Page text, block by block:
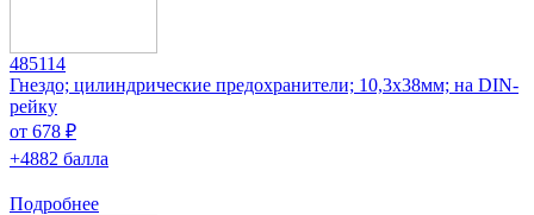
485114
Гнездо; цилиндрические предохранители; 10,3x38мм; на DIN-
рейку
от 678 ₽
+4882 балла
Подробнее